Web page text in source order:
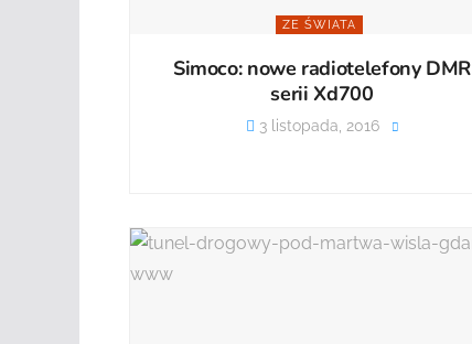
ZE ŚWIATA
Simoco: nowe radiotelefony DMR
serii Xd700
3 listopada, 2016